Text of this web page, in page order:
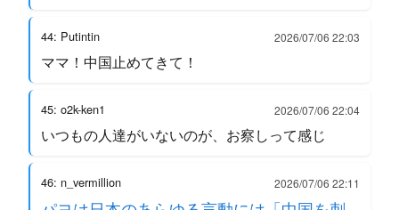
44: Putintin 2026/07/06 22:03
ママ！中国止めてきて！
45: o2k-ken1 2026/07/06 22:04
いつもの人達がいないのが、お察しって感じ
46: n_vermillion 2026/07/06 22:11